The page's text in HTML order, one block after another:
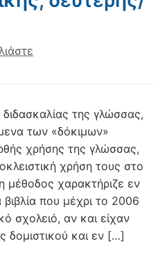
της γλώσσας,
των «δόκιμων»
χρήσης της γλώσσας,
χρήση τους στο
μέθοδος χαρακτήριζε εν
που μέχρι το 2006
σχολειό, αν και είχαν
δομιστικού και εν […]